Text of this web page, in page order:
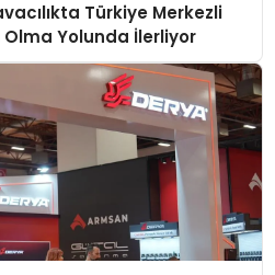
Türkiye Merkezli
Olma Yolunda İlerliyor